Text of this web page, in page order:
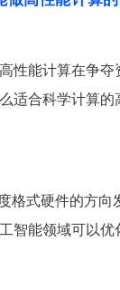
性能计算在争
适合科学计算的
格式硬件的方向
智能领域可以优